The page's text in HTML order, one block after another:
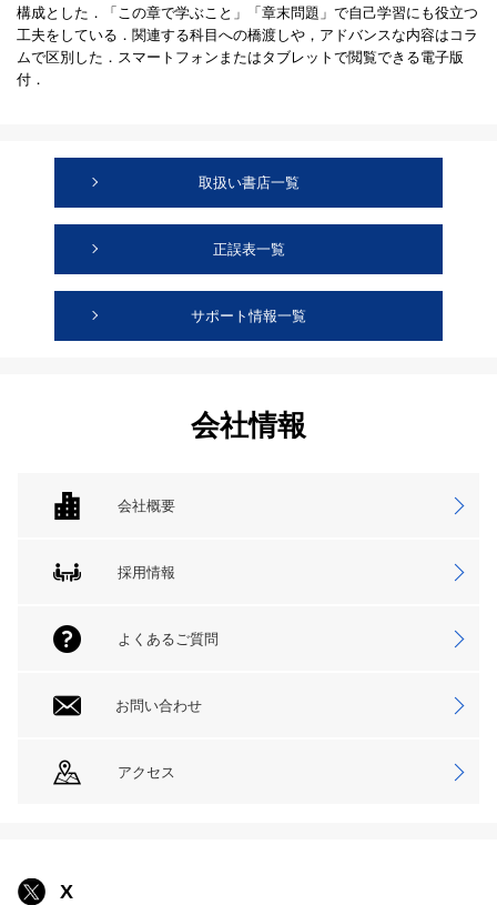
構成とした．「この章で学ぶこと」「章末問題」で自己学習にも役立つ
工夫をしている．関連する科目への橋渡しや，アドバンスな内容はコラ
ムで区別した．スマートフォンまたはタブレットで閲覧できる電子版
付．
取扱い書店一覧
正誤表一覧
サポート情報一覧
会社情報
会社概要
採用情報
よくあるご質問
お問い合わせ
アクセス
X